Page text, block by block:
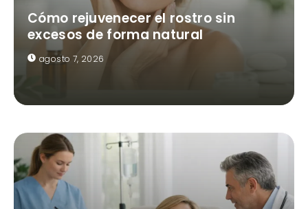
Cómo rejuvenecer el rostro sin
excesos de forma natural
agosto 7, 2026